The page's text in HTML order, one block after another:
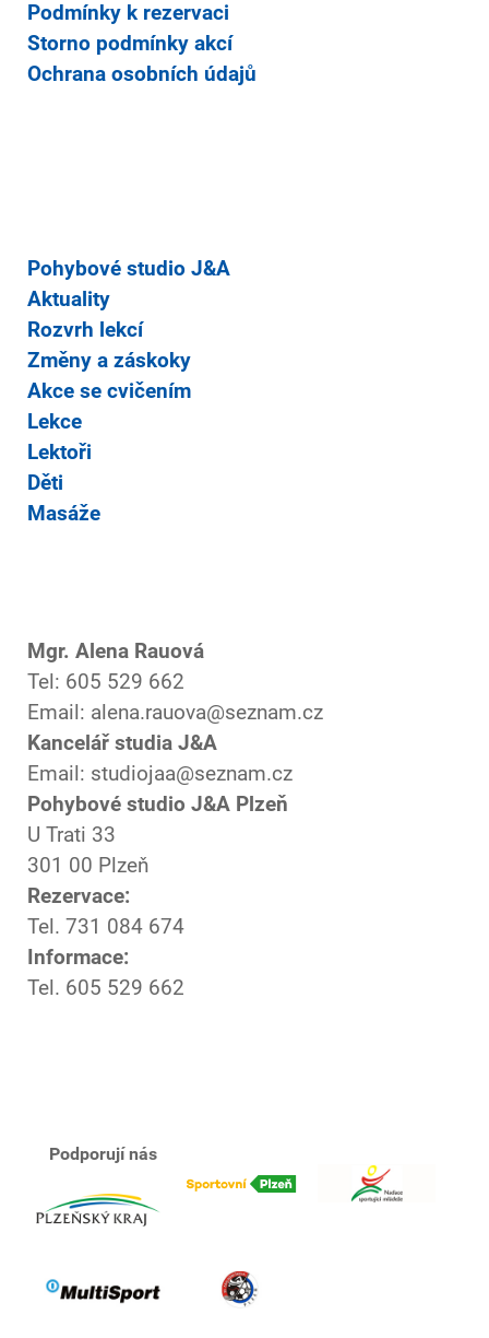
Podmínky k rezervaci
Storno podmínky akcí
Ochrana osobních údajů
Pohybové studio J&A
Aktuality
Rozvrh lekcí
Změny a záskoky
Akce se cvičením
Lekce
Lektoři
Děti
Masáže
Mgr. Alena Rauová
Tel: 605 529 662
Email: alena.rauova@seznam.cz
Kancelář studia J&A
Email: studiojaa@seznam.cz
Pohybové studio J&A Plzeň
U Trati 33
301 00 Plzeň
Rezervace:
Tel. 731 084 674
Informace:
Tel. 605 529 662
Podporují nás